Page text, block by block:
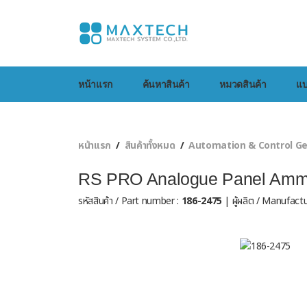
หน้าแรก ค้นหาสินค้า หมวดสินค้า แ
หน้าแรก สินค้าทั้งหมด Automation & Control
RS PRO Analogue Panel
รหัสสินค้า / Part number : 186-2475 | ผู้ผลิต /